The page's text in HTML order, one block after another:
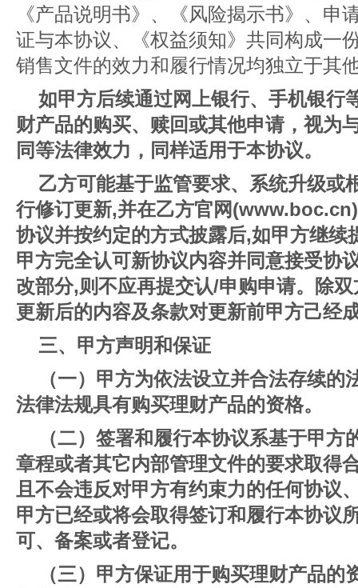
《产品说明书》、《风险揭示书》、申
证与本协议、《权益须知》共同构成一
销售文件的效力和履行情况均独立于其
如甲方后续通过网上银行、手机银行
财产品的购买、赎回或其他申请，视为
同等法律效力，同样适用于本协议。
乙方可能基于监管要求、系统升级或
行修订更新,并在乙方官网
协议并按约定的方式披露后,如甲方继续
甲方完全认可新协议内容并同意接受协
改部分,则不应再提交认/申购申请。除
更新后的内容及条款对更新前甲方己经
三、甲方声明和保证
（一）甲方为依法设立并合法存续
法律法规具有购买理财产品的资格。
（二）签署和履行本协议系基于甲
章程或者其它内部管理文件的要求取得
且不会违反对甲方有约束力的任何协议
甲方已经或将会取得签订和履行本协议
可、备案或者登记。
（三）甲方保证用于购买理财产品